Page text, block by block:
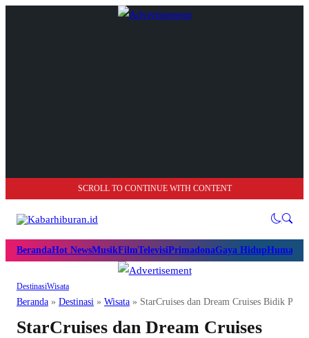
SCROLL TO CONTINUE WITH CONTENT
BerandaHot NewsMusikFilmTelevisiPrimadonaGaya Hidup
DestinasiWisata
Beranda » Destinasi » Wisata » StarCruises dan Dream Cruises Bidik
StarCruises dan Dream Cruises